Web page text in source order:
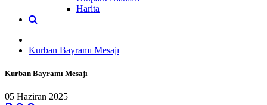
Harita
Kurban Bayramı Mesajı
Kurban Bayramı Mesajı
05 Haziran 2025